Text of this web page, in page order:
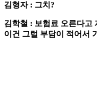
김형자 : 그치?
김학철 : 보험료 오른다고
이건 그럴 부담이 적어서